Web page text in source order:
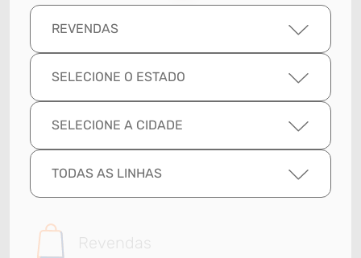
REVENDAS
SELECIONE O ESTADO
SELECIONE A CIDADE
TODAS AS LINHAS
Revendas